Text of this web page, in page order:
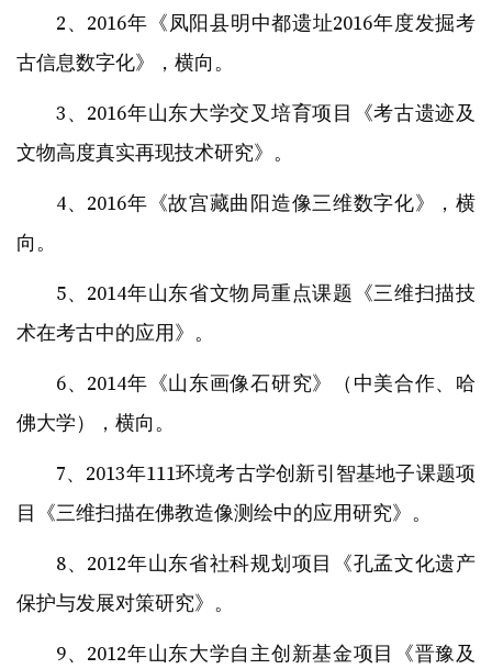
2、2016年《凤阳县明中都遗址2016年度发掘考
古信息数字化》，横向。
3、2016年山东大学交叉培育项目《考古遗迹及
文物高度真实再现技术研究》。
4、2016年《故宫藏曲阳造像三维数字化》，横
向。
5、2014年山东省文物局重点课题《三维扫描技
术在考古中的应用》。
6、2014年《山东画像石研究》（中美合作、哈
佛大学），横向。
7、2013年111环境考古学创新引智基地子课题项
目《三维扫描在佛教造像测绘中的应用研究》。
8、2012年山东省社科规划项目《孔孟文化遗产
保护与发展对策研究》。
9、2012年山东大学自主创新基金项目《晋豫及